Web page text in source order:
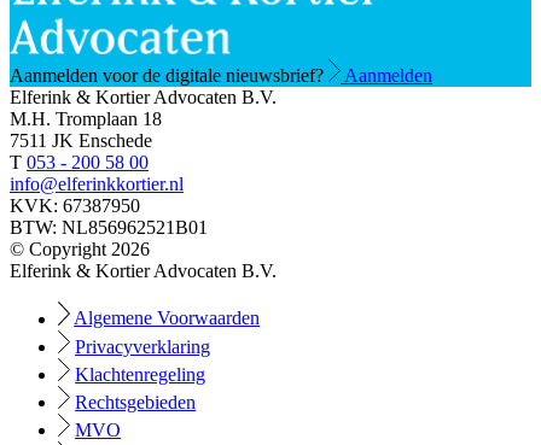
Aanmelden voor de digitale nieuwsbrief?
Aanmelden
Elferink & Kortier Advocaten B.V.
M.H. Tromplaan 18
7511 JK Enschede
T 053 - 200 58 00
info@elferinkkortier.nl
KVK: 67387950
BTW: NL856962521B01
© Copyright 2026
Elferink & Kortier Advocaten B.V.
Algemene Voorwaarden
Privacyverklaring
Klachtenregeling
Rechtsgebieden
MVO